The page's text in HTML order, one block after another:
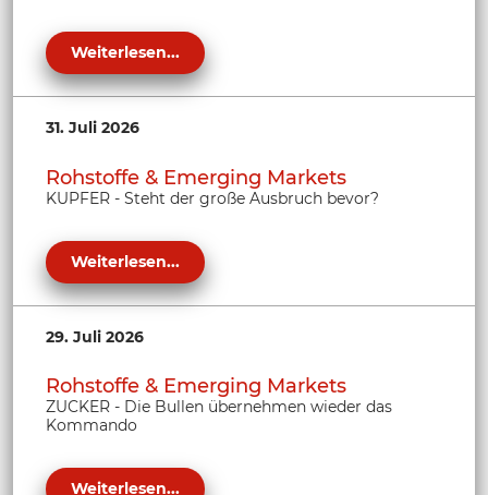
Weiterlesen...
31. Juli 2026
Rohstoffe & Emerging Markets
KUPFER - Steht der große Ausbruch bevor?
Weiterlesen...
29. Juli 2026
Rohstoffe & Emerging Markets
ZUCKER - Die Bullen übernehmen wieder das
Kommando
Weiterlesen...